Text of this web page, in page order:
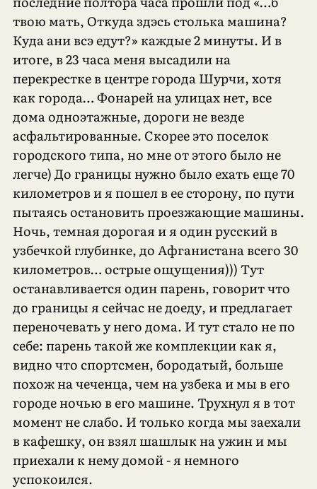
твою мать, Откуда здэсь столька машина?
Куда ани всэ едут?» каждые 2 минуты. И в
итоге, в 23 часа меня высадили на
перекрестке в центре города Шурчи, хотя
как города… Фонарей на улицах нет, все
дома одноэтажные, дороги не везде
асфальтированные. Скорее это поселок
городского типа, но мне от этого было не
легче) До границы нужно было ехать еще 70
километров и я пошел в ее сторону, по пути
пытаясь остановить проезжающие машины.
Ночь, темная дорогая и я один русский в
узбечкой глубинке, до Афганистана всего 30
километров… острые ощущения))) Тут
останавливается один парень, говорит что
до границы я сейчас не доеду, и предлагает
переночевать у него дома. И тут стало не по
себе: парень такой же комплекции как я,
видно что спортсмен, бородатый, больше
похож на чеченца, чем на узбека и мы в его
городе ночью в его машине. Трухнул я в тот
момент не слабо. И только когда мы заехали
в кафешку, он взял шашлык на ужин и мы
приехали к нему домой - я немного
успокоился.